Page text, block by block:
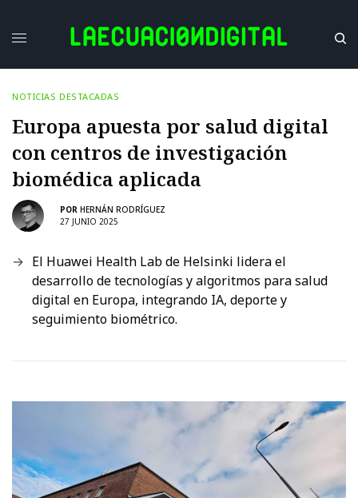
NOTICIAS DESTACADAS
Europa apuesta por salud digital
con centros de investigación
biomédica aplicada
POR HERNÁN RODRÍGUEZ
27 JUNIO 2025
El Huawei Health Lab de Helsinki lidera el
desarrollo de tecnologías y algoritmos para salud
digital en Europa, integrando IA, deporte y
seguimiento biométrico.